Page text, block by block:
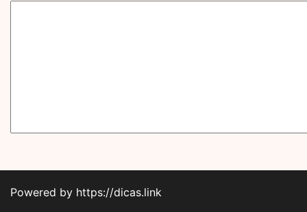
Powered by https://dicas.link